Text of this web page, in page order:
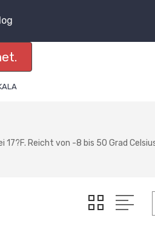
17?F. Reicht von -8 bis 50 Grad